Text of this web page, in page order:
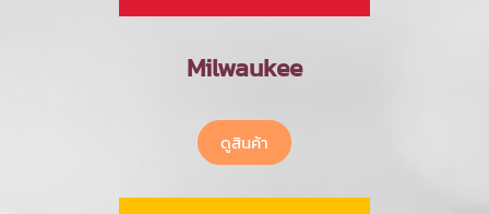
Milwaukee
ดูสินค้า